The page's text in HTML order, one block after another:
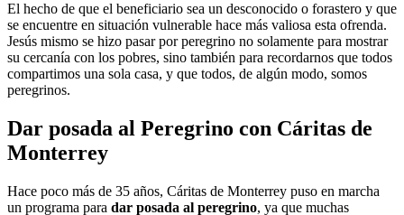
El hecho de que el beneficiario sea un desconocido o forastero y que
se encuentre en situación vulnerable hace más valiosa esta ofrenda.
Jesús mismo se hizo pasar por peregrino no solamente para mostrar
su cercanía con los pobres, sino también para recordarnos que todos
compartimos una sola casa, y que todos, de algún modo, somos
peregrinos.
Dar posada al Peregrino con Cáritas de
Monterrey
Hace poco más de 35 años, Cáritas de Monterrey puso en marcha
un programa para dar posada al peregrino, ya que muchas